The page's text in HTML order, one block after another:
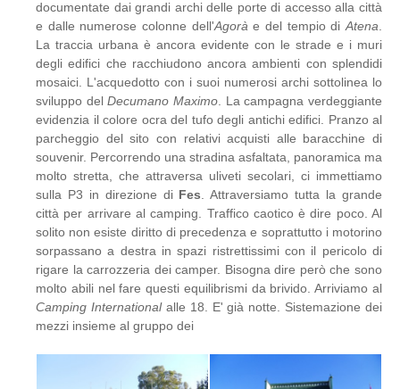
documentate dai grandi archi delle porte di accesso alla città
e dalle numerose colonne dell'Agorà e del tempio diAtena
La traccia urbana è ancora evidente con le strade e i muri
degli edifici che racchiudono ancora ambienti con splendidi
mosaici. L'acquedotto con i suoi numerosi archi sottolinea lo
sviluppo delDecumano Maximo . La campagna verdeggiante
evidenzia il colore ocra del tufo degli antichi edifici. Pranzo al
parcheggio del sito con relativi acquisti alle baracchine di
souvenir. Percorrendo una stradina asfaltata, panoramica ma
molto stretta, che attraversa uliveti secolari, ci immettiamo
sulla P3 in direzione di Fes . Attraversiamo tutta la grande
città per arrivare al camping. Traffico caotico è dire poco. Al
solito non esiste diritto di precedenza e soprattutto i motorino
sorpassano a destra in spazi ristrettissimi con il pericolo di
rigare la carrozzeria dei camper. Bisogna dire però che sono
molto abili nel fare questi equilibrismi da brivido. Arriviamo al
Camping Internationalalle 18. E' già notte. Sistemazione dei
mezzi insieme al gruppo dei